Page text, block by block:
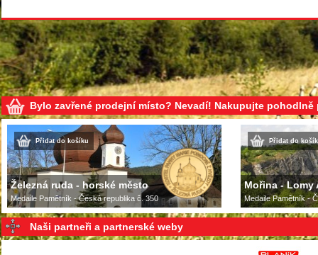
Bylo zavřené prodejní místo? Nevadí! Nakupujte
Přidat do košíku
Železná ruda - horské město
Medaile Pamětník - Česká republika č. 350
Přidat do
Mořina - Lomy
Medaile Pamětník -
Naši partneři a partnerské weby